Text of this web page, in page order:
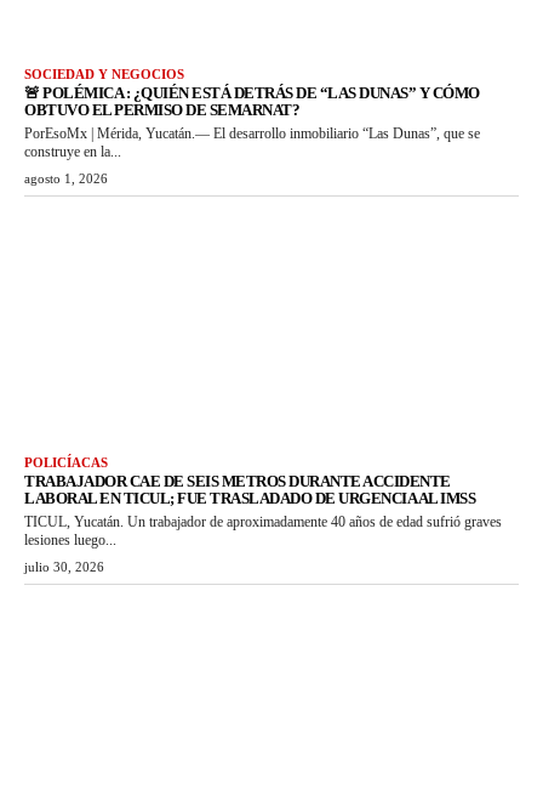
SOCIEDAD Y NEGOCIOS
🚨 POLÉMICA : ¿QUIÉN ESTÁ DETRÁS DE “LAS DUNAS” Y CÓMO
OBTUVO EL PERMISO DE SEMARNAT?
PorEsoMx | Mérida, Yucatán.— El desarrollo inmobiliario “Las Dunas”, que se
construye en la...
agosto 1, 2026
POLICÍACAS
TRABAJADOR CAE DE SEIS METROS DURANTE ACCIDENTE
LABORAL EN TICUL; FUE TRASLADADO DE URGENCIA AL IMSS
TICUL, Yucatán. Un trabajador de aproximadamente 40 años de edad sufrió graves
lesiones luego...
julio 30, 2026